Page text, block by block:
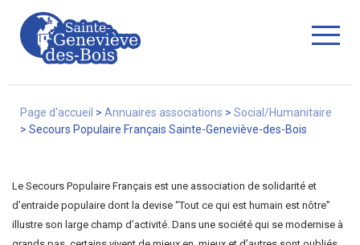
La Ville
Page d'accueil > Annuaires associations > Social/Humanitaire
> Secours Populaire Français Sainte-Geneviève-des-Bois
Le Secours Populaire Français est une association de solidarité et
d’entraide populaire dont la devise “Tout ce qui est humain est nôtre”
illustre son large champ d’activité. Dans une société qui se modernise à